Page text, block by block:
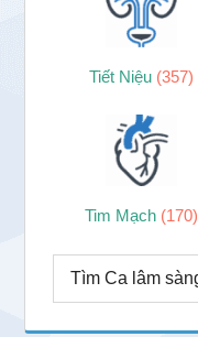
Tiết Niệu (357)
Tim Mạch (170)